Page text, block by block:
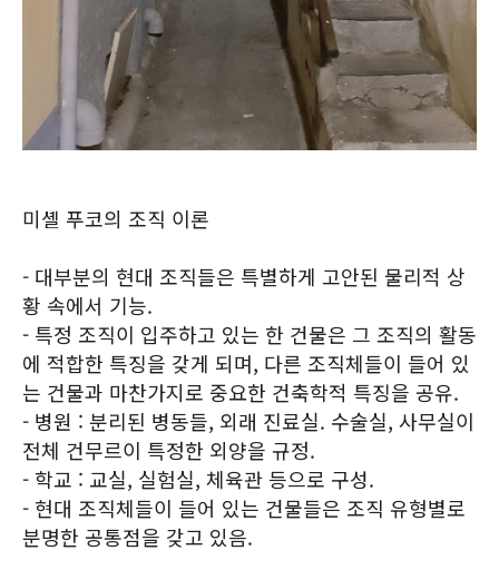
미셸 푸코의 조직 이론
- 대부분의 현대 조직들은 특별하게 고안된 물리적 상
황 속에서 기능.
- 특정 조직이 입주하고 있는 한 건물은 그 조직의 활동
에 적합한 특징을 갖게 되며, 다른 조직체들이 들어 있
는 건물과 마찬가지로 중요한 건축학적 특징을 공유.
- 병원 : 분리된 병동들, 외래 진료실. 수술실, 사무실이
전체 건무르이 특정한 외양을 규정.
- 학교 : 교실, 실험실, 체육관 등으로 구성.
- 현대 조직체들이 들어 있는 건물들은 조직 유형별로
분명한 공통점을 갖고 있음.